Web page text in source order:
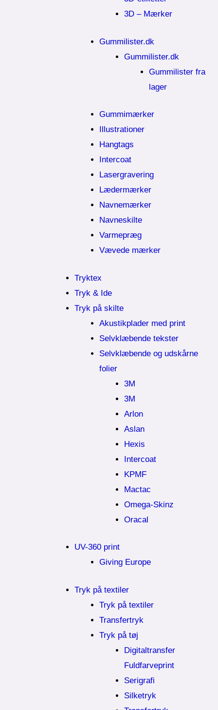
3D – Mærker
Gummilister.dk
Gummilister.dk
Gummilister fra
lager
Gummimærker
Illustrationer
Hangtags
Intercoat
Lasergravering
Lædermærker
Navnemærker
Navneskilte
Varmepræg
Vævede mærker
Tryktex
Tryk & Ide
Tryk på skilte
Akustikplader med print
Selvklæbende tekster
Selvklæbende og udskårne
folier
3M
3M
Arlon
Aslan
Hexis
Intercoat
KPMF
Mactac
Omega-Skinz
Oracal
UV-360 print
Giving Europe
Tryk på textiler
Tryk på textiler
Transfertryk
Tryk på tøj
Digitaltransfer
Fuldfarveprint
Serigrafi
Silketryk